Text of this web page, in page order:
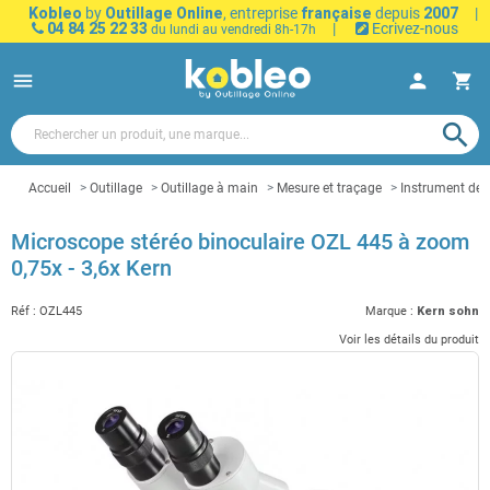
Kobleo by Outillage Online, entreprise française depuis 2007
|
04 84 25 22 33 du lundi au vendredi 8h-17h | Ecrivez-nous
menu person shopping_cart
search
Accueil Outillage Outillage à main Mesure et traçage Instrument de
Microscope stéréo binoculaire OZL 445 à zoom
0,75x - 3,6x Kern
Réf : OZL445 Marque : Kern sohn
Voir les détails du produit